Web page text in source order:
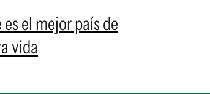
el mejor país de
vida